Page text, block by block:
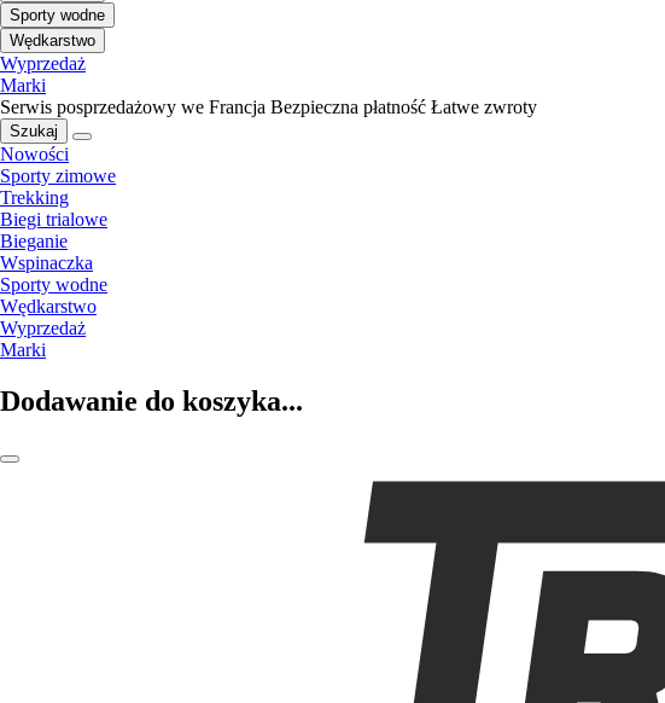
Sporty wodne
Wędkarstwo
Wyprzedaż
Marki
Serwis posprzedażowy we Francja Bezpieczna płatność Łatwe zwroty
Szukaj
Nowości
Sporty zimowe
Trekking
Biegi trialowe
Bieganie
Wspinaczka
Sporty wodne
Wędkarstwo
Wyprzedaż
Marki
Dodawanie do koszyka...